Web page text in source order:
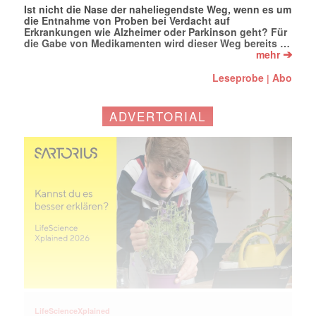
Ist nicht die Nase der naheliegendste Weg, wenn es um
die Entnahme von Proben bei Verdacht auf
Erkrankungen wie Alzheimer oder Parkinson geht? Für
die Gabe von Medikamenten wird dieser Weg bereits …
mehr➔
Leseprobe |Abo
ADVERTORIAL
LifeScienceXplained